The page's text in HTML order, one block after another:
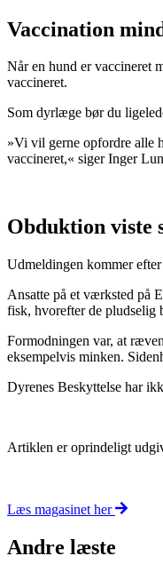
Vaccination
Når en hund er vaccineret
vaccineret.
Som dyrlæge bør du
»Vi vil gerne opfordre alle
vaccineret,« siger Inger
Obduktion viste
Udmeldingen kommer
Ansatte på et værksted på
fisk, hvorefter de pludselig
Formodningen var, at
eksempelvis minken.
Dyrenes Beskyttelse har
Artiklen er oprindeligt
Læs magasinet her
Andre læste